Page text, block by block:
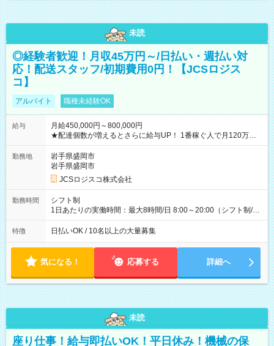
未読
◎経験者歓迎！月収45万円～/日払い・週払い対
応！配送スタッフ/初期費用0円！【JCSロジス
コ】
アルバイト 職種未経験OK
給与
月給450,000円～800,000円
★配達個数が増えるとさらに給与UP！ 1番稼ぐ人で月120万ほ
ど！ ・主要都市エリア 月収55万円／週5日稼働 月収65万~112
万円／週6日稼働 ・地方郊外エリア 月収40万円／週5日稼働 月
収40万円~50万円／週6日稼働 ＜モデルイメージ＞ ■月収50万
円 (27歳男性/江東区在住)※元建築関係 1日150個配達×25日勤務
(日休み) ■月収80万円(43歳男性/墨田区在住)※元営業 1日200個
勤務地
岩手県盛岡市
岩手県盛岡市
JCSロジスコ株式会社
勤務時間
シフト制
1日あたりの実働時間：最大8時間/日 8:00～20:00（シフト制/実
働8時間） ※週5日勤務（場所次第では週4も有り） ※配達状況
によって時間外での勤務可能性有り ※案件により多少の前後あ
特徴 日払いOK / 10名以上の大量募集
気になる！ 応募する 詳細へ
未読
座り仕事！給与即払いOK！平日休み！機械の保